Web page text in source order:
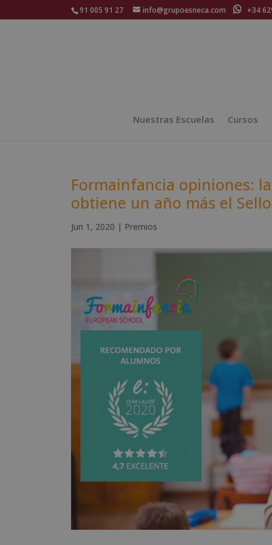
91 005 91 27 info@grupoesneca.com +34
Nuestras Escuelas Cursos
Formainfancia opiniones:
obtiene un año más el
Jun 1, 2020 | Premios